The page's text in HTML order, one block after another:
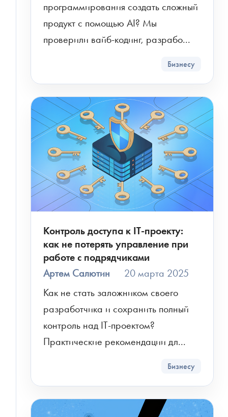
программирования создать сложный
продукт с помощью AI? Мы
проверили вайб-кодинг, разрабо...
Бизнесу
Контроль доступа к IT-проекту:
как не потерять управление при
работе с подрядчиками
Артем Салютин
20 марта 2025
Как не стать заложником своего
разработчика и сохранить полный
контроль над IT-проектом?
Практические рекомендации дл...
Бизнесу